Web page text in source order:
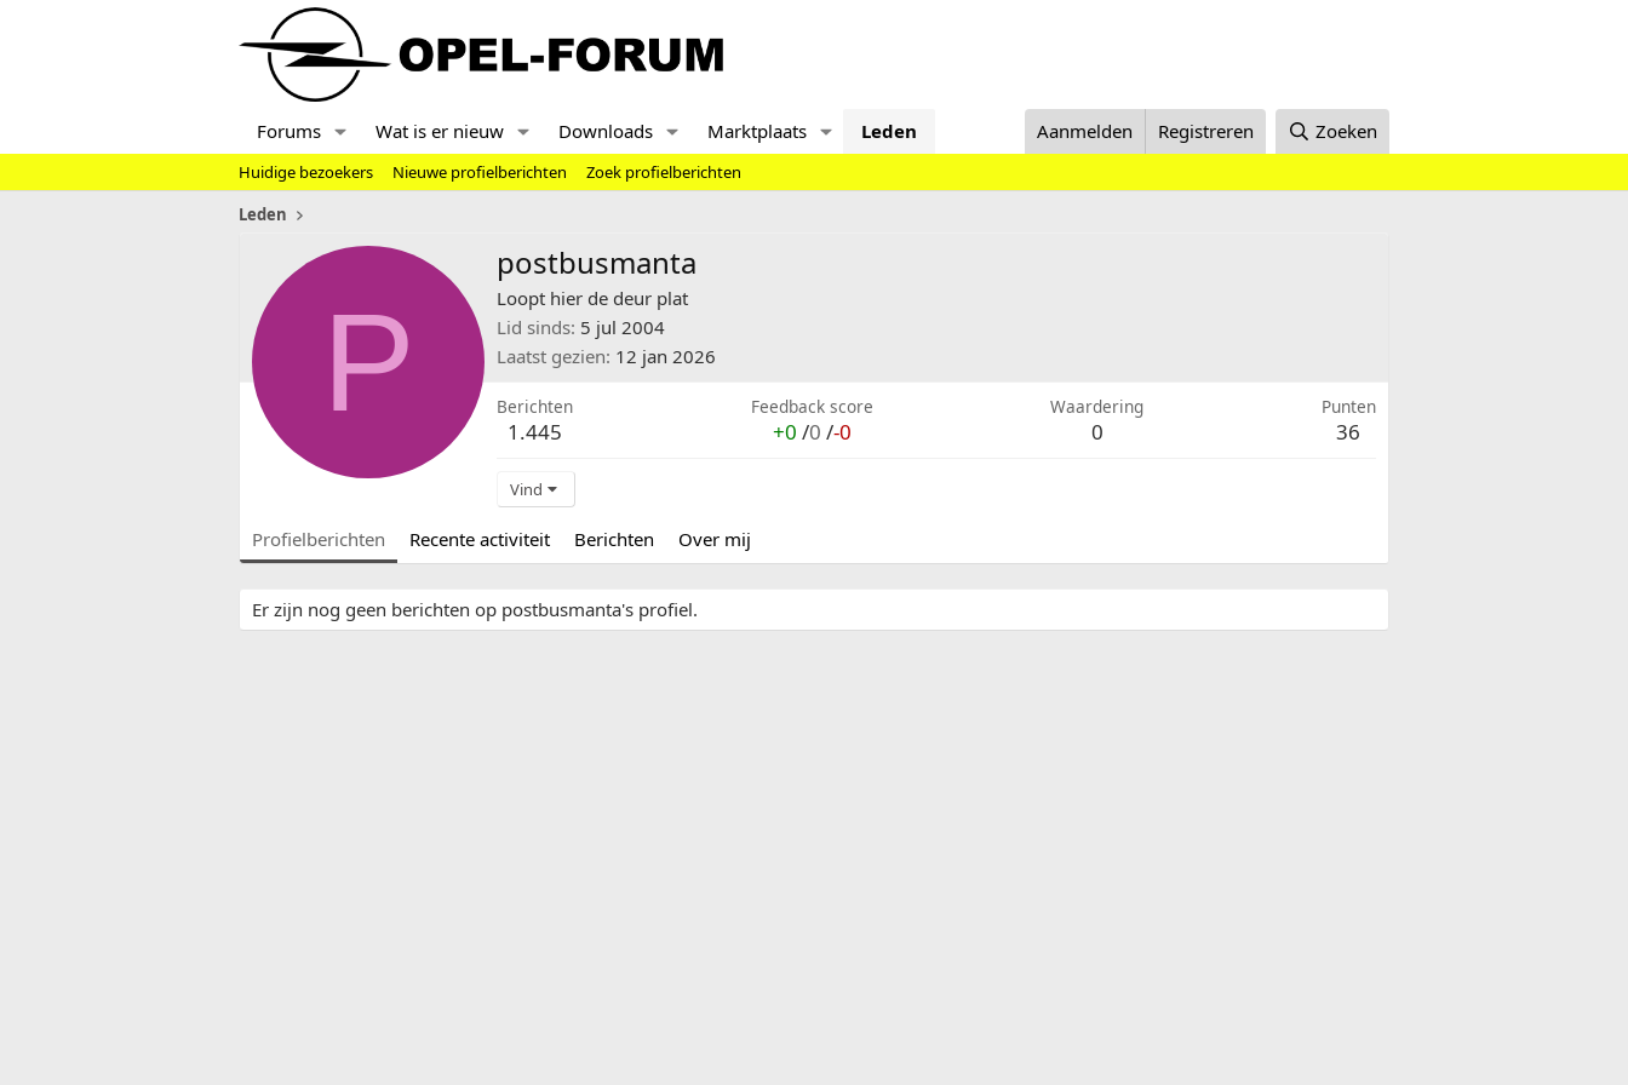
Forums Wat is er nieuw Downloads Marktplaats Leden Aanmelden Registreren Zoeken
Huidige bezoekers Nieuwe profielberichten
Zoek profielberichten
Leden
P
postbusmanta
Loopt hier de deur plat
Lid sinds 5 jul 2004
Laatst gezien 12 jan 2026
Berichten
1.445
Feedback score
+0 /0 /-0
Waardering
0
Punten
36
Vind
Profielberichten Recente activiteit Berichten Over mij
Er zijn nog geen berichten op postbusmanta's profiel.